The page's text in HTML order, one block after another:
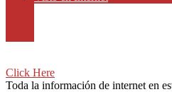
Click Here
Toda la información de internet en